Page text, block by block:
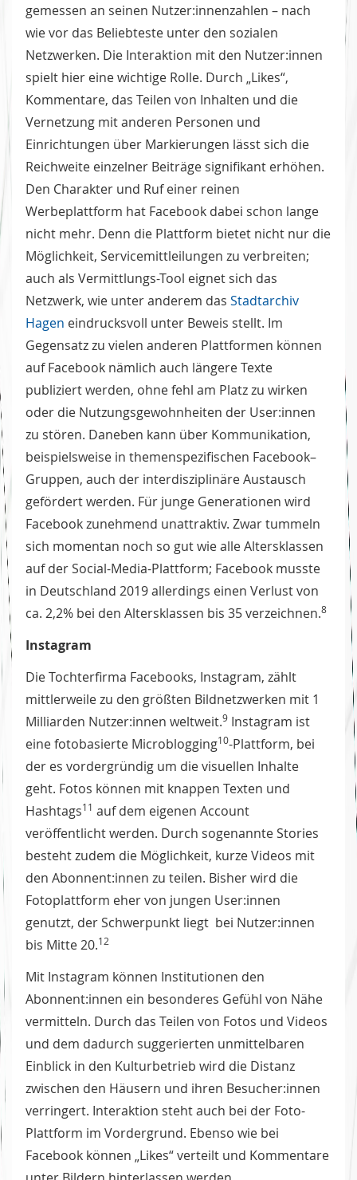
gemessen an seinen Nutzer:innenzahlen – nach
wie vor das Beliebteste unter den sozialen
Netzwerken. Die Interaktion mit den Nutzer:innen
spielt hier eine wichtige Rolle. Durch „Likes“,
Kommentare, das Teilen von Inhalten und die
Vernetzung mit anderen Personen und
Einrichtungen über Markierungen lässt sich die
Reichweite einzelner Beiträge signifikant erhöhen.
Den Charakter und Ruf einer reinen
Werbeplattform hat Facebook dabei schon lange
nicht mehr. Denn die Plattform bietet nicht nur die
Möglichkeit, Servicemittleilungen zu verbreiten;
auch als Vermittlungs-Tool eignet sich das
Netzwerk, wie unter anderem das Stadtarchiv
Hagen eindrucksvoll unter Beweis stellt. Im
Gegensatz zu vielen anderen Plattformen können
auf Facebook nämlich auch längere Texte
publiziert werden, ohne fehl am Platz zu wirken
oder die Nutzungsgewohnheiten der User:innen
zu stören. Daneben kann über Kommunikation,
beispielsweise in themenspezifischen Facebook–
Gruppen, auch der interdisziplinäre Austausch
gefördert werden. Für junge Generationen wird
Facebook zunehmend unattraktiv. Zwar tummeln
sich momentan noch so gut wie alle Altersklassen
auf der Social-Media-Plattform; Facebook musste
in Deutschland 2019 allerdings einen Verlust von
ca. 2,2% bei den Altersklassen bis 35 verzeichnen.8
Instagram
Die Tochterfirma Facebooks, Instagram, zählt
mittlerweile zu den größten Bildnetzwerken mit 1
Milliarden Nutzer:innen weltweit.9 Instagram ist
eine fotobasierte Microblogging10-Plattform, bei
der es vordergründig um die visuellen Inhalte
geht. Fotos können mit knappen Texten und
Hashtags11 auf dem eigenen Account
veröffentlicht werden. Durch sogenannte Stories
besteht zudem die Möglichkeit, kurze Videos mit
den Abonnent:innen zu teilen. Bisher wird die
Fotoplattform eher von jungen User:innen
genutzt, der Schwerpunkt liegt bei Nutzer:innen
bis Mitte 20.12
Mit Instagram können Institutionen den
Abonnent:innen ein besonderes Gefühl von Nähe
vermitteln. Durch das Teilen von Fotos und Videos
und dem dadurch suggerierten unmittelbaren
Einblick in den Kulturbetrieb wird die Distanz
zwischen den Häusern und ihren Besucher:innen
verringert. Interaktion steht auch bei der Foto-
Plattform im Vordergrund. Ebenso wie bei
Facebook können „Likes“ verteilt und Kommentare